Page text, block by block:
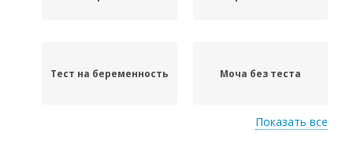
Тест на беременность Моча без теста
Показать все